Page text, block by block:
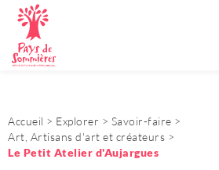
Accueil Explorer
Savoir-faire
Art, Artisans d'art et créateurs
Le Petit Atelier d'Aujargues